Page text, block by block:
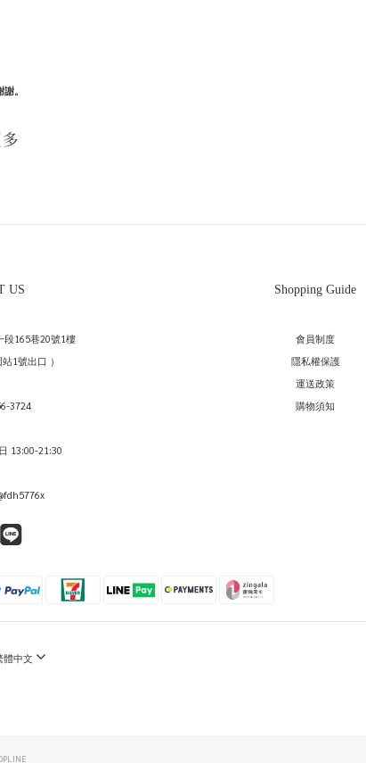
。
多
US
段165巷20號1樓
1號出口 ）
3724
13:00-21:30
Shopping Guide
會員制度
隱私權保護
運送政策
購物須知
體中文